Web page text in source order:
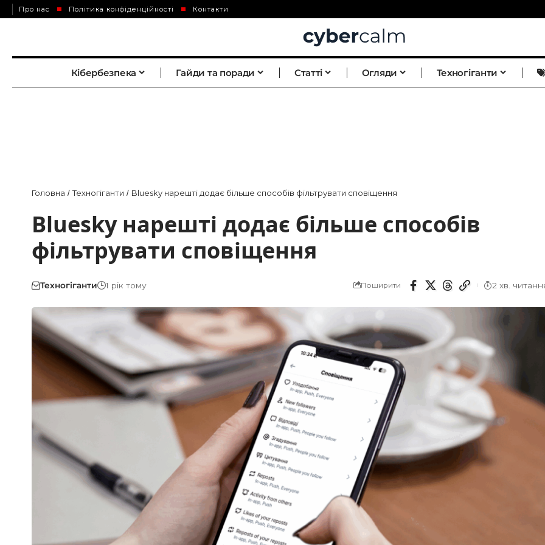
Про нас Політика конфіденційності Контакти
Кібербезпека Гайди та поради Статті Огляди Техногіганти
Головна /Техногіганти / Bluesky нарешті додає більше способів фільтрувати сповіщення
Bluesky нарешті додає більше способів
фільтрувати сповіщення
Техногіганти 1 рік тому Поширити 2 хв.